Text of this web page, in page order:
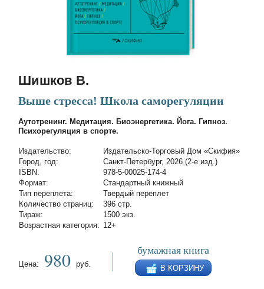
Шишков В.
Выше стресса! Школа саморегуляции
Аутотренинг. Медитация. Биоэнергетика. Йога. Гипноз.
Психорегуляция в спорте.
Издательство:
Издательско-Торговый Дом «Скифия»
Город, год:
Санкт-Петербург, 2026 (2-е изд.)
ISBN:
978-5-00025-174-4
Формат:
Стандартный книжный
Тип переплета:
Твердый переплет
Количество страниц:
396 стр.
Тираж:
1500 экз.
Возрастная категория: 12+
Цена: 980 руб.
бумажная книга
В КОРЗИНУ